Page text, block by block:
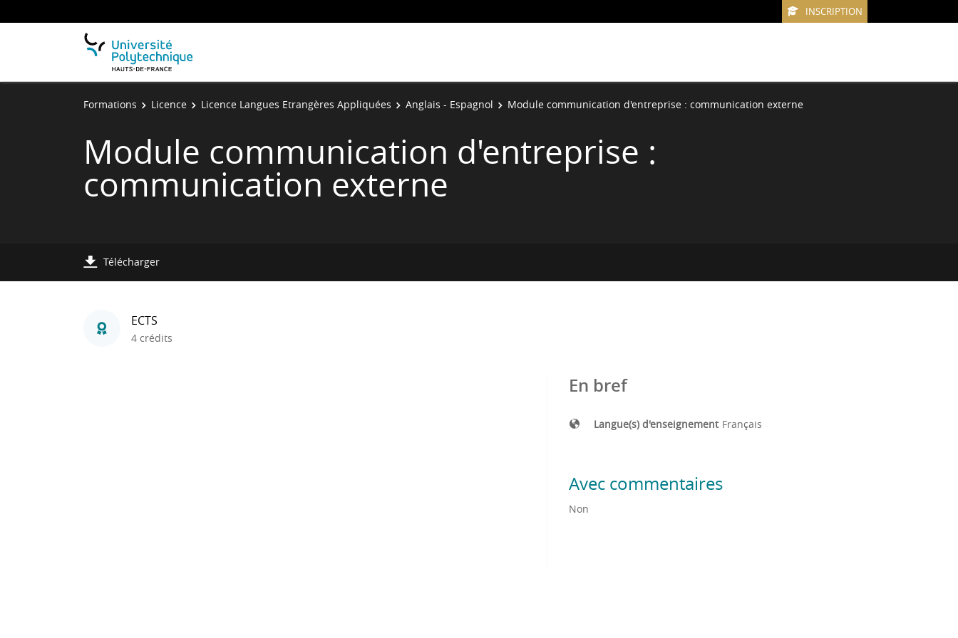
INSCRIPTION
Formations Licence Licence Langues Etrangères Appliquées Anglais - Espagnol Module communication d'entreprise : communication externe
Module communication d'entreprise :
communication externe
Télécharger
ECTS
4 crédits
En bref
Langue(s) d'enseignement Français
Avec commentaires
Non